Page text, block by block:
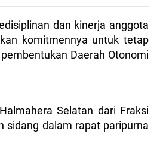
dan kinerja anggota
komitmennya untuk tetap
Daerah Otonomi
Selatan dari Fraksi
sidang dalam rapat paripurna